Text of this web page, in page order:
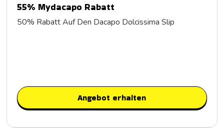
55% Mydacapo Rabatt
50% Rabatt Auf Den Dacapo Dolcissima Slip
Angebot erhalten